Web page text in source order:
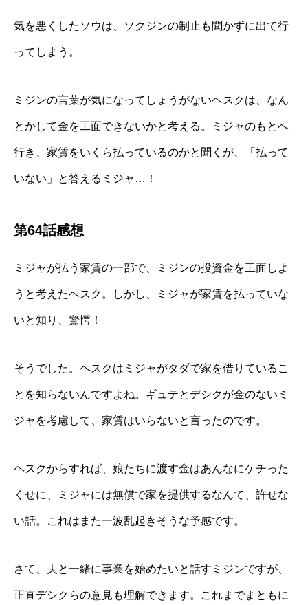
気を悪くしたソウは、ソクジンの制止も聞かずに出て行
ってしまう。
ミジンの言葉が気になってしょうがないヘスクは、なん
とかして金を工面できないかと考える。ミジャのもとへ
行き、家賃をいくら払っているのかと聞くが、「払って
いない」と答えるミジャ…！
第64話感想
ミジャが払う家賃の一部で、ミジンの投資金を工面しよ
うと考えたヘスク。しかし、ミジャが家賃を払っていな
いと知り、驚愕！
そうでした。ヘスクはミジャがタダで家を借りているこ
とを知らないんですよね。ギュテとデシクが金のないミ
ジャを考慮して、家賃はいらないと言ったのです。
ヘスクからすれば、娘たちに渡す金はあんなにケチった
くせに、ミジャには無償で家を提供するなんて、許せな
い話。これはまた一波乱起きそうな予感です。
さて、夫と一緒に事業を始めたいと話すミジンですが、
正直デシクらの意見も理解できます。これまでまともに